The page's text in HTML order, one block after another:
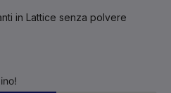
in Lattice senza polvere